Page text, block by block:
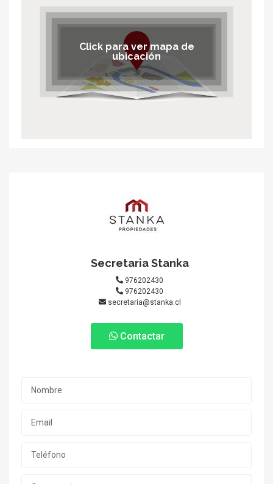
Click para ver mapa de
ubicación
Secretaria Stanka
976202430
976202430
secretaria@stanka.cl
Contactar